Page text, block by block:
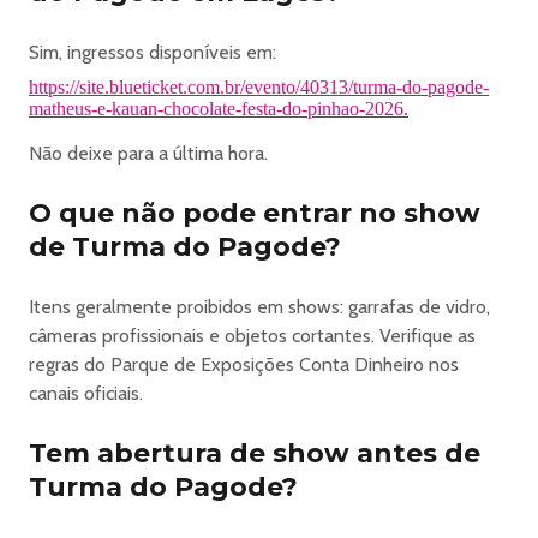
Além da localização estratégica, o setor oferece:
* Bar próprio dentro do espaço
* Banheiros exclusivos no setor
*VOUCHER para retirada Copo Eco personalizado do
evento + 1 bebida (água, refrigerante ou cerveja) na
ou
😎 SETOR VIP – SEM COPO CHEIO
* Acesso exclusivo à frente do palco
* Bar próprio dentro do espaço
* Banheiros exclusivos no setor
SETOR BACKSTAGE - OPEN FOOD
espaço onde conforto, gastronomia e exclusividade se
encontram.
Aqui você tem:
Sim, ingressos disponíveis em:
https://site.blueticket.com.br/evento/40313/turma-do-pagode-
matheus-e-kauan-chocolate-festa-do-pinhao-2026.
Não deixe para a última hora.
O que não pode entrar no show
de Turma do Pagode?
Itens geralmente proibidos em shows: garrafas de vidro,
câmeras profissionais e objetos cortantes. Verifique as
regras do Parque de Exposições Conta Dinheiro nos
canais oficiais.
Tem abertura de show antes de
Turma do Pagode?